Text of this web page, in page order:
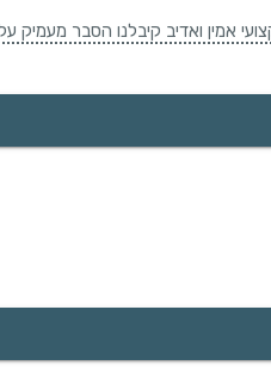
אמין ואדיב קיבלנו הסבר